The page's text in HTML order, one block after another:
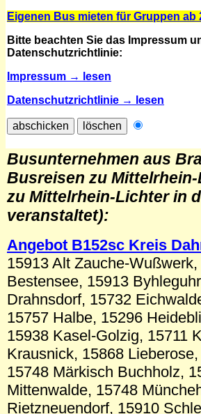
Eigenen Bus mieten für Gruppen ab
Bitte beachten Sie das Impressum
Datenschutzrichtlinie:
Impressum → lesen
Datenschutzrichtlinie → lesen
Busunternehmen aus
Busreisen zu
zu Mittelrhein-Lichter in
veranstaltet):
Angebot B152sc Kreis
15913 Alt Zauche-
Bestensee, 15913
Drahnsdorf, 15732
15757 Halbe, 15296
15938 Kasel-Golzig, 15711
Krausnick, 15868
15748 Märkisch Buchholz,
Mittenwalde, 15748
Rietzneuendorf, 15910